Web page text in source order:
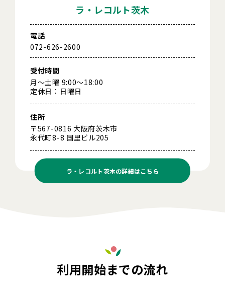
ラ・レコルト茨木
電話
072-626-2600
受付時間
月～土曜 9:00～18:00
定休日：日曜日
住所
〒567-0816 大阪府茨木市
永代町8-8 国里ビル205
ラ・レコルト茨木の詳細はこちら
利用開始までの流れ